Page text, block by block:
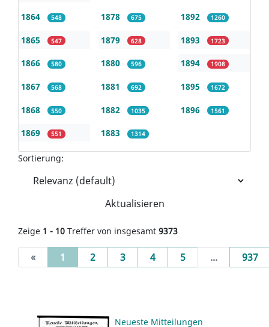
1864 548
1865 547
1866 580
1867 568
1868 550
1869 551
1878 675
1879 628
1880 596
1881 692
1882 1035
1883 1314
1892 1260
1893 1723
1894 1908
1895 1672
1896 1561
Sortierung:
Aktualisieren
Zeige 1 - 10 Treffer von insgesamt 9373
« 1 (current)
2 3 4 5 ... 937
Neueste Mitteilungen